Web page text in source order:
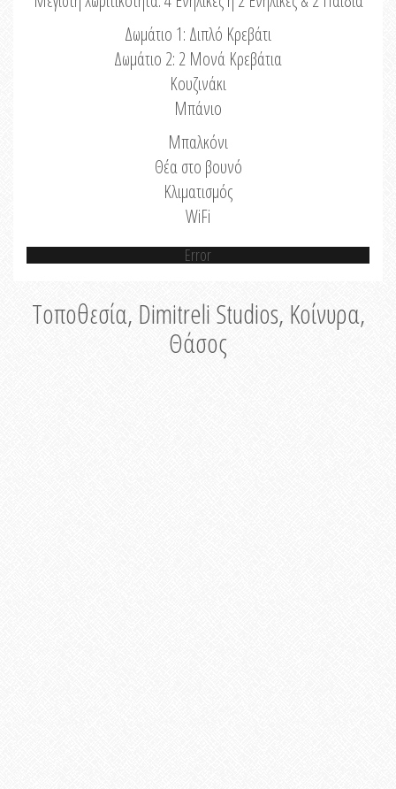
Δωμάτιο 1: Διπλό Κρεβάτι
Δωμάτιο 2: 2 Μονά Κρεβάτια
Κουζινάκι
Μπάνιο
Μπαλκόνι
Θέα στο βουνό
Κλιματισμός
WiFi
Error
Τοποθεσία, Dimitreli Studios, Κοίνυρα,
Θάσος